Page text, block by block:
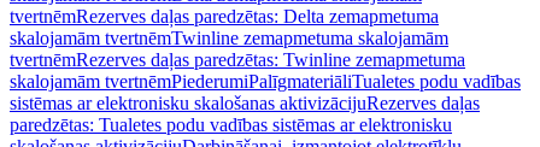
tvertnēmRezerves daļas paredzētas: Delta zemapmetuma
skalojamām tvertnēmTwinline zemapmetuma skalojamām
tvertnēmRezerves daļas paredzētas: Twinline zemapmetuma
skalojamām tvertnēmPiederumiPalīgmateriāliTualetes podu vadības
sistēmas ar elektronisku skalošanas aktivizācijuRezerves daļas
paredzētas: Tualetes podu vadības sistēmas ar elektronisku